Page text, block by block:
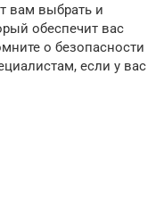
вам выбрать и
обеспечит вас
о безопасности
если у вас